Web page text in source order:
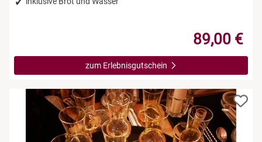
89,00 €
zum Erlebnisgutschein